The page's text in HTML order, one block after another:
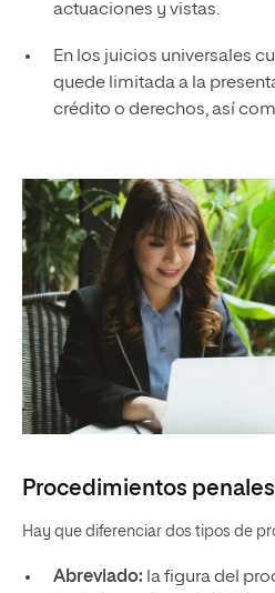
actuaciones y vistas.
En los juicios universales
quede limitada a la
crédito o derechos, así
Procedimientos penales
Hay que diferenciar dos tipos de
Abreviado: la figura del